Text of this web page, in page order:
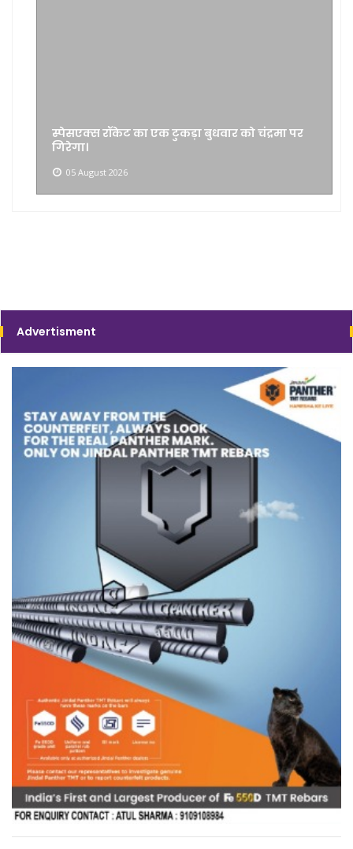
स्पेसएक्स रॉकेट का एक टुकड़ा बुधवार को चंद्रमा पर
गिरेगा।
05 August 2026
Advertisment